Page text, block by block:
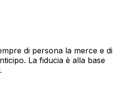
di persona la merce e di
La fiducia è alla base